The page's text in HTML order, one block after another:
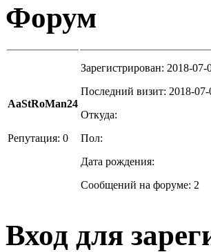
Форум
AaStRoMan24
Репутация: 0
Зарегистрирован: 2018-07-
Последний визит: 2018-
Откуда:
Пол:
Дата рождения:
Сообщений на форуме: 2
Вход для